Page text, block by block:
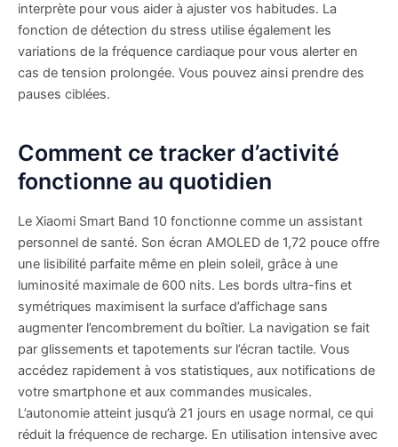
interprète pour vous aider à ajuster vos habitudes. La
fonction de détection du stress utilise également les
variations de la fréquence cardiaque pour vous alerter en
cas de tension prolongée. Vous pouvez ainsi prendre des
pauses ciblées.
Comment ce tracker d’activité
fonctionne au quotidien
Le Xiaomi Smart Band 10 fonctionne comme un assistant
personnel de santé. Son écran AMOLED de 1,72 pouce offre
une lisibilité parfaite même en plein soleil, grâce à une
luminosité maximale de 600 nits. Les bords ultra-fins et
symétriques maximisent la surface d’affichage sans
augmenter l’encombrement du boîtier. La navigation se fait
par glissements et tapotements sur l’écran tactile. Vous
accédez rapidement à vos statistiques, aux notifications de
votre smartphone et aux commandes musicales.
L’autonomie atteint jusqu’à 21 jours en usage normal, ce qui
réduit la fréquence de recharge. En utilisation intensive avec